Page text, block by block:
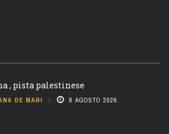
, pista palestinese
DE MARI 8 AGOSTO 2026